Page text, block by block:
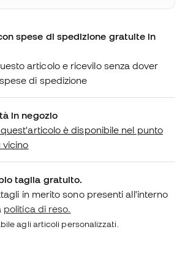
spese di spedizione gratuite in
articolo e ricevilo senza dover
di spedizione
in negozio
è disponibile nel punto
vicino
taglia gratuito.
in merito sono presenti all'interno
politica di reso.
agli articoli personalizzati.